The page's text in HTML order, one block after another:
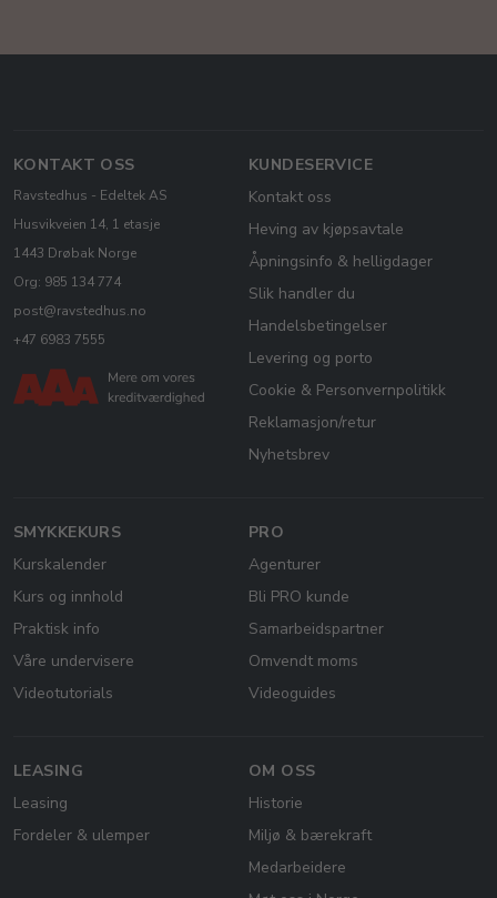
KONTAKT OSS
Ravstedhus - Edeltek AS
Husvikveien 14, 1 etasje
1443 Drøbak Norge
Org: 985 134 774
post@ravstedhus.no
+47 6983 7555
KUNDESERVICE
Kontakt oss
Heving av kjøpsavtale
Åpningsinfo & helligdager
Slik handler du
Handelsbetingelser
Levering og porto
Cookie & Personvernpolitikk
Reklamasjon/retur
Nyhetsbrev
SMYKKEKURS
Kurskalender
Kurs og innhold
Praktisk info
Våre undervisere
Videotutorials
PRO
Agenturer
Bli PRO kunde
Samarbeidspartner
Omvendt moms
Videoguides
LEASING
Leasing
Fordeler & ulemper
OM OSS
Historie
Miljø & bærekraft
Medarbeidere